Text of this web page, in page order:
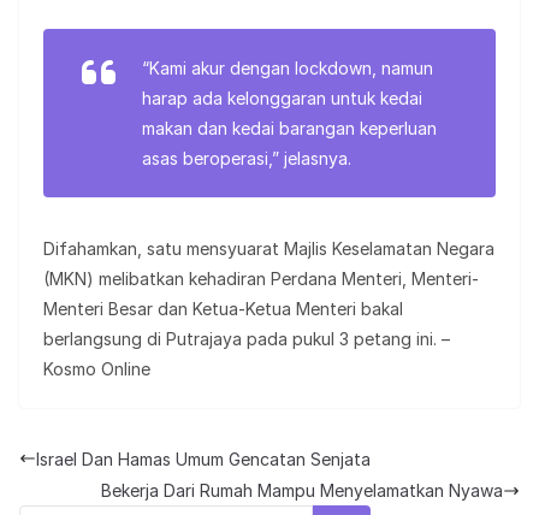
“Kami akur dengan lockdown, namun
harap ada kelonggaran untuk kedai
makan dan kedai barangan keperluan
asas beroperasi,” jelasnya.
Difahamkan, satu mensyuarat Majlis Keselamatan Negara
(MKN) melibatkan kehadiran Perdana Menteri, Menteri-
Menteri Besar dan Ketua-Ketua Menteri bakal
berlangsung di Putrajaya pada pukul 3 petang ini. –
Kosmo Online
Israel Dan Hamas Umum Gencatan Senjata
Bekerja Dari Rumah Mampu Menyelamatkan Nyawa